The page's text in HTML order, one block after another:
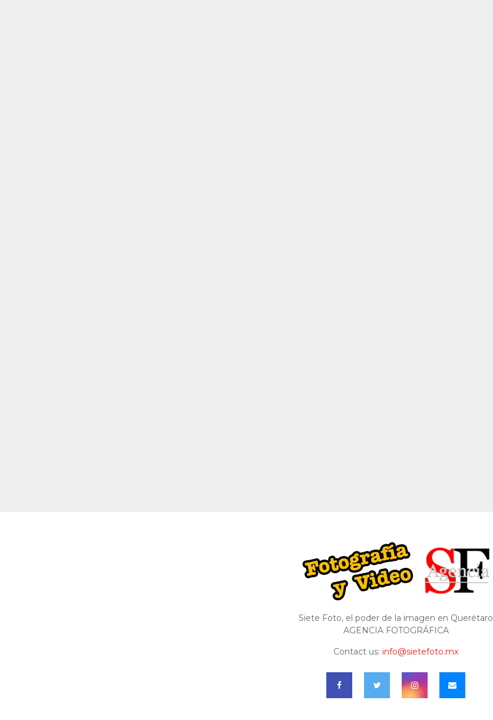
Siete Foto, el poder de la imagen en Querétaro
AGENCIA FOTOGRÁFICA
Contact us: info@sietefoto.mx